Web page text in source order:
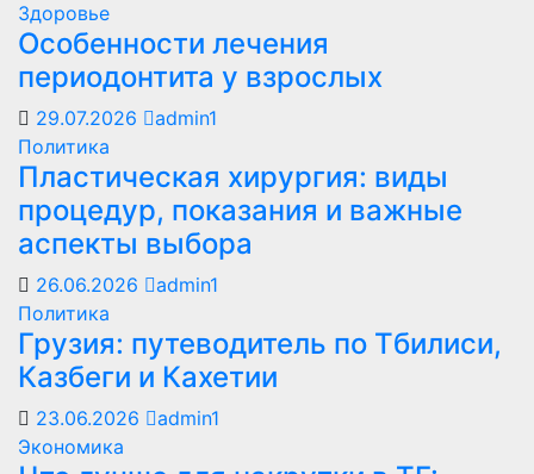
Здоровье
Особенности лечения
периодонтита у взрослых
29.07.2026
admin1
Политика
Пластическая хирургия: виды
процедур, показания и важные
аспекты выбора
26.06.2026
admin1
Политика
Грузия: путеводитель по Тбилиси,
Казбеги и Кахетии
23.06.2026
admin1
Экономика